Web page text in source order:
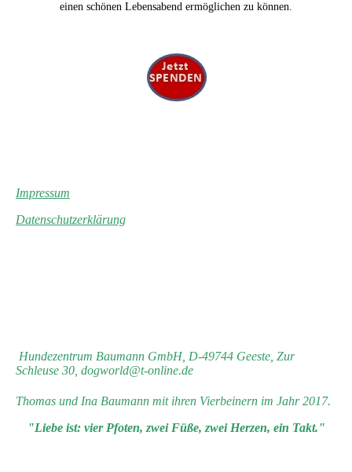
einen schönen Lebensabend ermöglichen zu können.
Impressum
Datenschutzerklärung
Hundezentrum Baumann GmbH, D-49744 Geeste, Zur
Schleuse 30, dogworld@t-online.de
Thomas und Ina Baumann mit ihren Vierbeinern im Jahr 2017.
"Liebe ist: vier Pfoten, zwei Füße, zwei Herzen, ein Takt."